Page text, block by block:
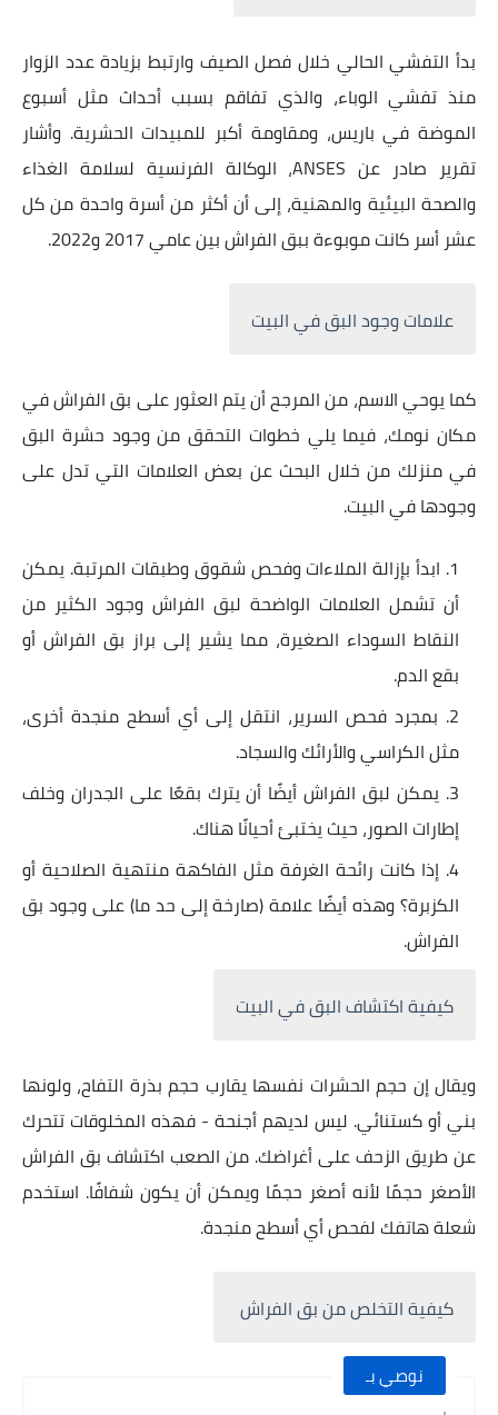
بدأ التفشي الحالي خلال فصل الصيف وارتبط بزيادة عدد الزوار
منذ تفشي الوباء، والذي تفاقم بسبب أحداث مثل أسبوع
الموضة في باريس، ومقاومة أكبر للمبيدات الحشرية. وأشار
تقرير صادر عن ANSES، الوكالة الفرنسية لسلامة الغذاء
والصحة البيئية والمهنية، إلى أن أكثر من أسرة واحدة من كل
عشر أسر كانت موبوءة ببق الفراش بين عامي 2017 و2022.
علامات وجود البق في البيت
كما يوحي الاسم، من المرجح أن يتم العثور على بق الفراش في
مكان نومك، فيما يلي خطوات التحقق من وجود حشرة البق
في منزلك من خلال البحث عن بعض العلامات التي تدل على
وجودها في البيت.
ابدأ بإزالة الملاءات وفحص شقوق وطبقات المرتبة. يمكن
أن تشمل العلامات الواضحة لبق الفراش وجود الكثير من
النقاط السوداء الصغيرة، مما يشير إلى براز بق الفراش أو
بقع الدم.
بمجرد فحص السرير، انتقل إلى أي أسطح منجدة أخرى،
مثل الكراسي والأرائك والسجاد.
يمكن لبق الفراش أيضًا أن يترك بقعًا على الجدران وخلف
إطارات الصور، حيث يختبئ أحيانًا هناك.
إذا كانت رائحة الغرفة مثل الفاكهة منتهية الصلاحية أو
الكزبرة؟ وهذه أيضًا علامة (صارخة إلى حد ما) على وجود بق
الفراش.
كيفية اكتشاف البق في البيت
ويقال إن حجم الحشرات نفسها يقارب حجم بذرة التفاح، ولونها
بني أو كستنائي. ليس لديهم أجنحة - فهذه المخلوقات تتحرك
عن طريق الزحف على أغراضك. من الصعب اكتشاف بق الفراش
الأصغر حجمًا لأنه أصغر حجمًا ويمكن أن يكون شفافًا. استخدم
شعلة هاتفك لفحص أي أسطح منجدة.
كيفية التخلص من بق الفراش
نوصي بـ